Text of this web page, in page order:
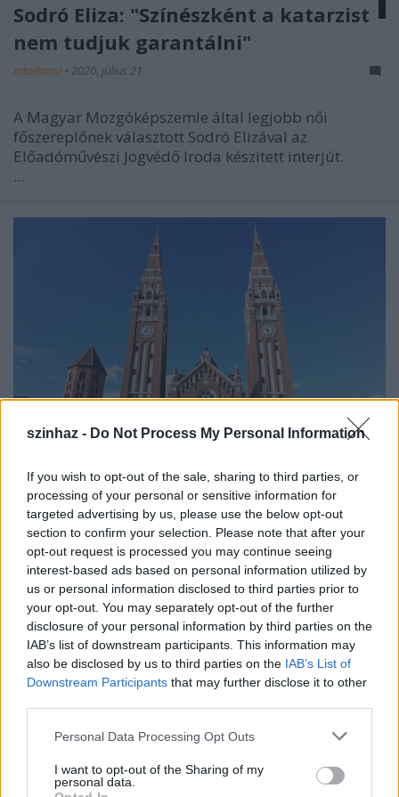
szinhaz - Do Not Process My Personal Information
If you wish to opt-out of the sale, sharing to third parties, or
processing of your personal or sensitive information for
targeted advertising by us, please use the below opt-out
section to confirm your selection. Please note that after your
opt-out request is processed you may continue seeing
interest-based ads based on personal information utilized by
us or personal information disclosed to third parties prior to
your opt-out. You may separately opt-out of the further
disclosure of your personal information by third parties on the
IAB’s list of downstream participants. This information may
also be disclosed by us to third parties on the IAB’s List of
Downstream Participants that may further disclose it to other
Please note that this website/app uses one or more Google
not limited to your visit or usage behaviour. You may click to
grant or deny consent to Google and its third-party tags to
Personal Data Processing Opt Outs
I want to opt-out of the Sharing of my
personal data.
Sodró Eliza: "Színészként a katarzist
nem tudjuk garantálni"
mtothorsi • 2020. július 21.
A Magyar Mozgóképszemle által legjobb női
főszereplőnek választott Sodró Elizával az
Előadóművészi Jogvédő Iroda készített interjút.
...
Épül a Dóm téri szabadtéri színpad
mtothorsi•2020. július 16.
Megkezdődött a Szegedi Szabadtéri Játékok Dóm
téri játszóhelyének építése. A fesztivál ikonikus
helyszínének számító téren elsőként ...